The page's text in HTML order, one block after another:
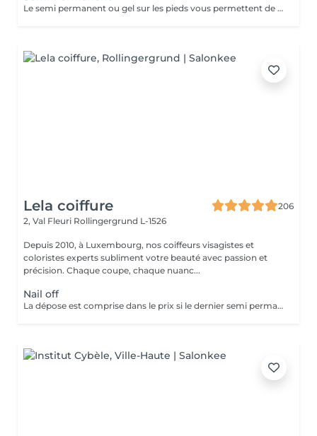
Le semi permanent ou gel sur les pieds vous permettent de conserver , tel un vernis longue durée , une couleur pour une tenue de 4 à 6 semaines ( maximum) . Le retrait doit se faire en institut uniquement et nous recommandons de demander conseil à une de nos collaboratrices quant à la répétition de cette prestation. Comme chaque cliente est unique nous vous invitons à nous contacter pour d'avantages d'informations .
Lela coiffure
206
2, Val Fleuri Rollingergrund L-1526
Depuis 2010, à Luxembourg, nos coiffeurs visagistes et
coloristes experts subliment votre beauté avec passion et
précision. Chaque coupe, chaque nuanc...
Nail off
La dépose est comprise dans le prix si le dernier semi permanent a été fait au salon.